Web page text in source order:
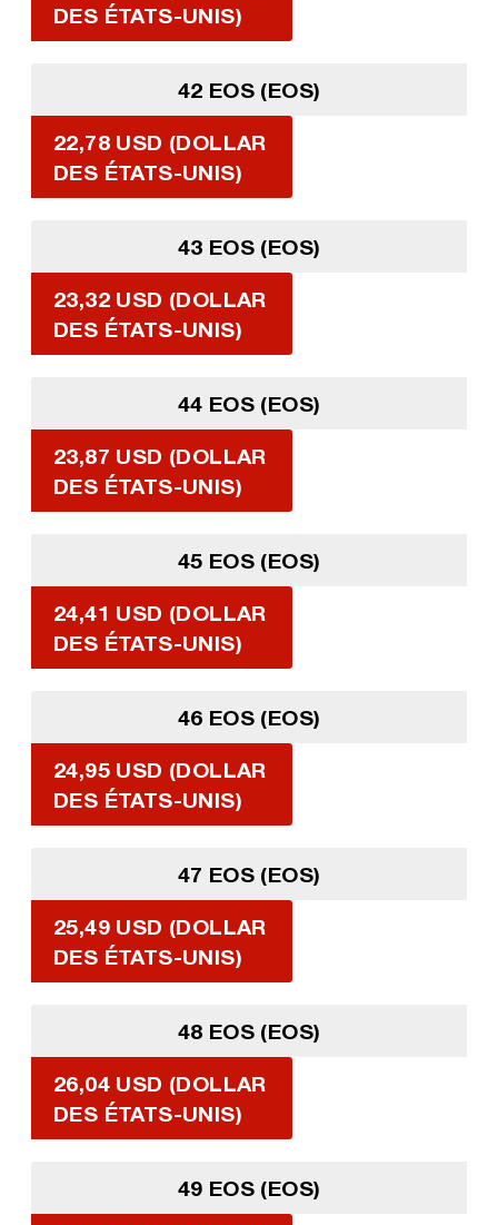
DES ÉTATS-UNIS)
42 EOS (EOS)
22,78 USD (DOLLAR
DES ÉTATS-UNIS)
43 EOS (EOS)
23,32 USD (DOLLAR
DES ÉTATS-UNIS)
44 EOS (EOS)
23,87 USD (DOLLAR
DES ÉTATS-UNIS)
45 EOS (EOS)
24,41 USD (DOLLAR
DES ÉTATS-UNIS)
46 EOS (EOS)
24,95 USD (DOLLAR
DES ÉTATS-UNIS)
47 EOS (EOS)
25,49 USD (DOLLAR
DES ÉTATS-UNIS)
48 EOS (EOS)
26,04 USD (DOLLAR
DES ÉTATS-UNIS)
49 EOS (EOS)